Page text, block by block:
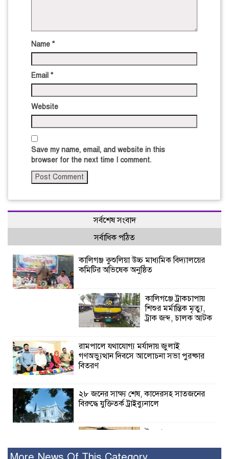
Name *
Email *
Website
Save my name, email, and website in this
browser for the next time I comment.
সর্বশেষ সংবাদ
সর্বাধিক পঠিত
কালিগঞ্জ কুশুলিয়া উচ্চ মাধ্যমিক বিদ্যালয়ের
কমিটির অভিষেক অনুষ্ঠিত
কালিগঞ্জে ট্রাকচাপায়
শিশুর মর্মান্তিক মৃত্যু,
ট্রাক জব্দ, চালক আটক
রামপালে যথাযোগ্য মর্যাদায় জুলাই
গণঅভ্যুত্থান দিবসে আলোচনা সভা পুরষ্কার
বিতরণ
২৮ জনের সাক্ষ্য শেষ, কাদেরসহ সাতজনের
বিরুদ্ধে যুক্তিতর্ক ট্রাইব্যুনালে
ইসলামের সবচেয়ে